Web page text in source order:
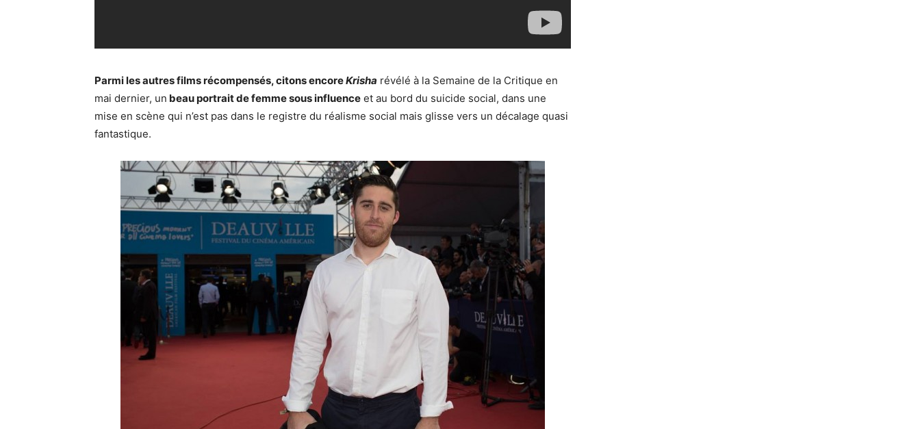
Parmi les autres films récompensés, citons encoreKrisha révélé à la Semaine de la Critique en
mai dernier, un beau portrait de femme sous influence et au bord du suicide social, dans une
mise en scène qui n’est pas dans le registre du réalisme social mais glisse vers un décalage quasi
fantastique.